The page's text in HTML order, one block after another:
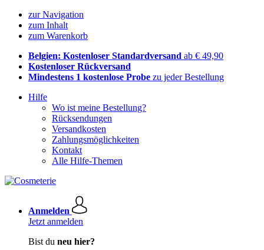
zur Navigation
zum Inhalt
zum Warenkorb
Belgien: Kostenloser Standardversand ab € 49,90
Kostenloser Rückversand
Mindestens 1 kostenlose Probe zu jeder Bestellung
Hilfe
Wo ist meine Bestellung?
Rücksendungen
Versandkosten
Zahlungsmöglichkeiten
Kontakt
Alle Hilfe-Themen
Anmelden
Jetzt anmelden
Bist du neu hier?